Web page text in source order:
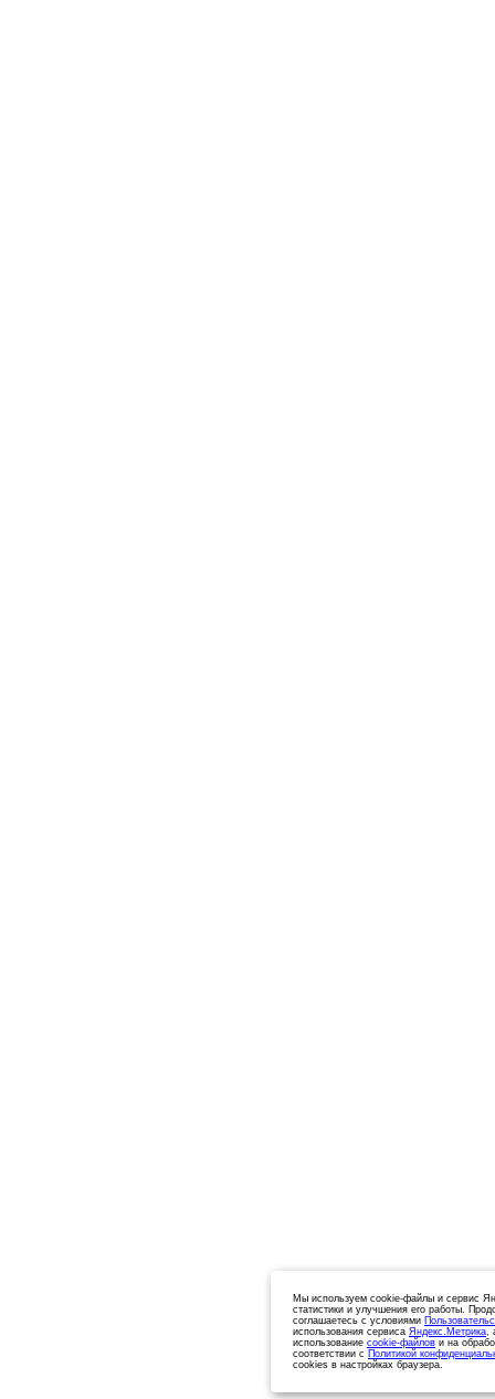
Мы используем cookie-файлы и сервис
статистики и улучшения его работы.
соглашаетесь с условиями
использования сервиса Яндекс.Метрика,
использование cookie-файлов и на
соответствии с Политикой
cookies в настройках браузера.